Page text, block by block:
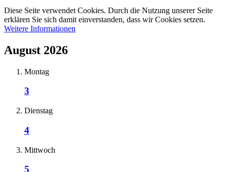
Diese Seite verwendet Cookies. Durch die Nutzung unserer Seite
erklären Sie sich damit einverstanden, dass wir Cookies setzen.
Weitere Informationen
August 2026
Montag
3
Dienstag
4
Mittwoch
5